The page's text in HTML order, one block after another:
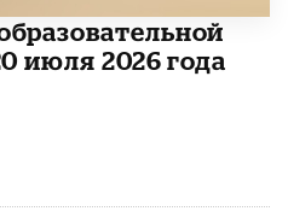
июля 2026 года